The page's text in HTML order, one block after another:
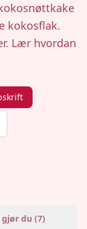
kokosflak.
Lær hvordan
gjør du (7)